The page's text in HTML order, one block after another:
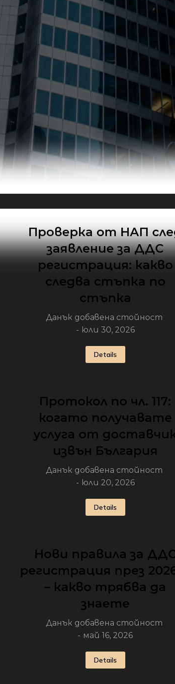
Проверка от НАП
заявление за ДДС
регистрация: какво
следва стъпка по
стъпка
Данък добавена стойност
юли 30, 2026
Details
Протокол по чл. 117:
когато получавате
услуга от
извън България
Данък добавена стойност
юли 20, 2026
Details
Нови правила за
регистрация през
– какво трябва да
знаете
Данък добавена стойност
май 16, 2026
Details